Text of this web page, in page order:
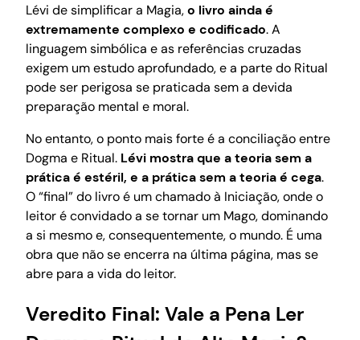
Lévi de simplificar a Magia,o livro ainda é
extremamente complexo e codificado. A
linguagem simbólica e as referências cruzadas
exigem um estudo aprofundado, e a parte do Ritual
pode ser perigosa se praticada sem a devida
preparação mental e moral.
No entanto, o ponto mais forte é a conciliação entre
Dogma e Ritual. Lévi mostra que a teoria sem a
prática é estéril, e a prática sem a teoria é cega.
O “final” do livro é um chamado à Iniciação, onde o
leitor é convidado a se tornar um Mago, dominando
a si mesmo e, consequentemente, o mundo. É uma
obra que não se encerra na última página, mas se
abre para a vida do leitor.
Veredito Final: Vale a Pena Ler